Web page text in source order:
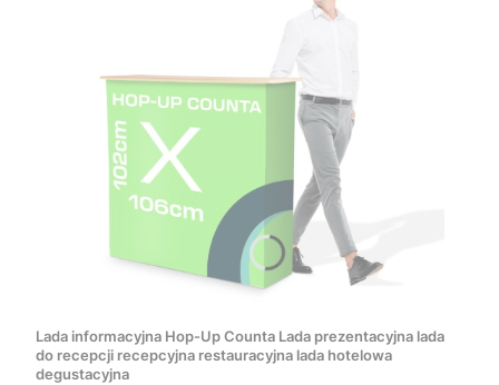
Lada informacyjna Hop-Up Counta Lada prezentacyjna lada
do recepcji recepcyjna restauracyjna lada hotelowa
degustacyjna